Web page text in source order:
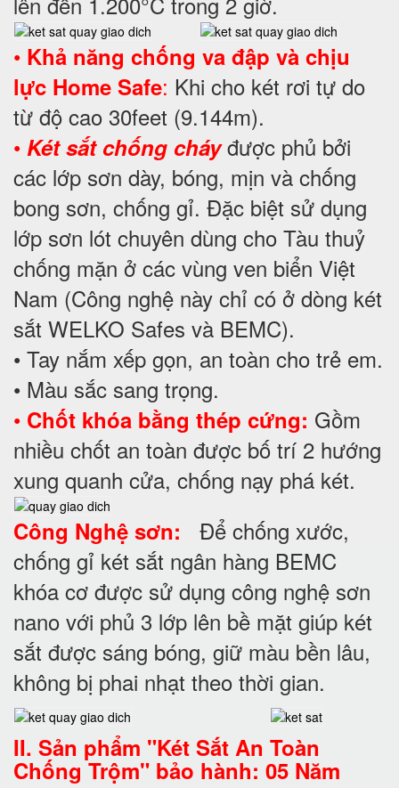
• Khả năng chống va đập và chịu
lực Home Safe: Khi cho két rơi tự do
từ độ cao 30feet (9.144m).
• Két sắt chống cháy được phủ bởi
các lớp sơn dày, bóng, mịn và chống
bong sơn, chống gỉ. Đặc biệt sử dụng
lớp sơn lót chuyên dùng cho Tàu thuỷ
chống mặn ở các vùng ven biển Việt
Nam (Công nghệ này chỉ có ở dòng két
sắt WELKO Safes và BEMC).
• Tay nắm xếp gọn, an toàn cho trẻ em.
• Màu sắc sang trọng.
• Chốt khóa bằng thép cứng: Gồm
nhiều chốt an toàn được bố trí 2 hướng
xung quanh cửa, chống nạy phá két.
Công Nghệ sơn:
Để chống xước,
chống gỉ két sắt ngân hàng BEMC
khóa cơ được sử dụng công nghệ sơn
nano với phủ 3 lớp lên bề mặt giúp két
sắt được sáng bóng, giữ màu bền lâu,
không bị phai nhạt theo thời gian.
II. Sản phẩm "Két Sắt An Toàn
Chống Trộm" bảo hành: 05 Năm